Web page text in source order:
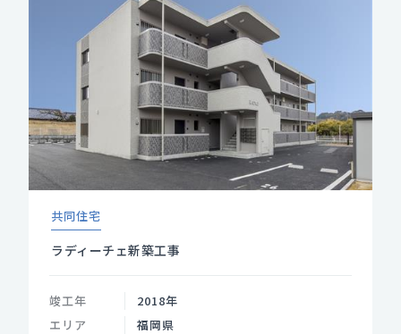
共同住宅
ラディーチェ新築工事
竣工年
2018年
エリア
福岡県